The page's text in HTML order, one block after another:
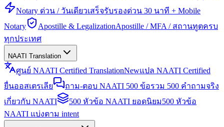
Notary ด่วน / วันเดียวเสร็จรับรองด่วน 30 นาที + Mobile
Notary
Apostille & LegalizationApostille / MFA / สถานทูตครบ
ทุกประเทศ
NAATI Translation
ศูนย์ NAATI Certified TranslationNewแปล NAATI Certified
ยื่นออสเตรเลีย
ถาม-ตอบ NAATI 500 ข้อรวม 500 คำถามจริง
เกี่ยวกับ NAATI
500 หัวข้อ NAATI ยอดนิยม500 หัวข้อ
NAATI แบ่งตาม intent